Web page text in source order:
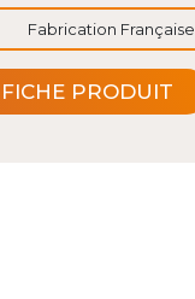
Fabrication Française
PRODUIT